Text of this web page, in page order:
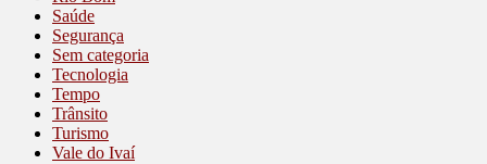
Saúde
Segurança
Sem categoria
Tecnologia
Tempo
Trânsito
Turismo
Vale do Ivaí